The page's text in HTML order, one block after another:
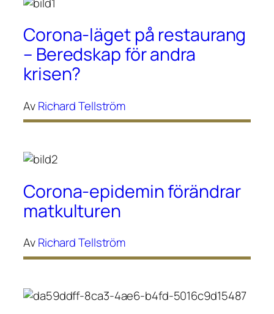
Corona-läget på restaurang
– Beredskap för andra
krisen?
AvRichard Tellström
Corona-epidemin förändrar
matkulturen
AvRichard Tellström